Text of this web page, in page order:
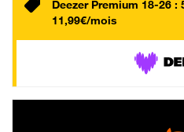
Deezer Premium 18-26
11,99€/mois